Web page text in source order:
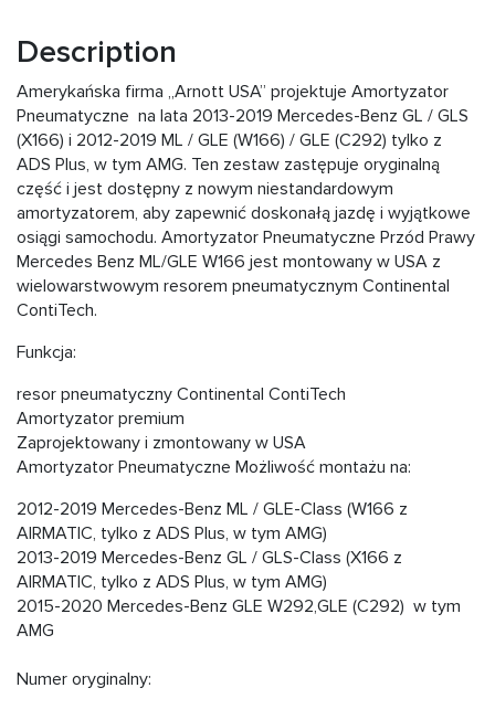
Description
Amerykańska firma „Arnott USA” projektuje Amortyzator
Pneumatyczne na lata 2013-2019 Mercedes-Benz GL / GLS
(X166) i 2012-2019 ML / GLE (W166) / GLE (C292) tylko z
ADS Plus, w tym AMG. Ten zestaw zastępuje oryginalną
część i jest dostępny z nowym niestandardowym
amortyzatorem, aby zapewnić doskonałą jazdę i wyjątkowe
osiągi samochodu. Amortyzator Pneumatyczne Przód Prawy
Mercedes Benz ML/GLE W166 jest montowany w USA z
wielowarstwowym resorem pneumatycznym Continental
ContiTech.
Funkcja:
resor pneumatyczny Continental ContiTech
Amortyzator premium
Zaprojektowany i zmontowany w USA
Amortyzator Pneumatyczne Możliwość montażu na:
2012-2019 Mercedes-Benz ML / GLE-Class (W166 z
AIRMATIC, tylko z ADS Plus, w tym AMG)
2013-2019 Mercedes-Benz GL / GLS-Class (X166 z
AIRMATIC, tylko z ADS Plus, w tym AMG)
2015-2020 Mercedes-Benz GLE W292,GLE (C292) w tym
AMG
Numer oryginalny: